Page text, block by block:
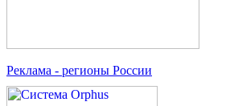
Реклама - регионы России